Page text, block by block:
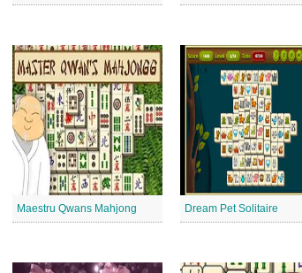
Maestru Qwans Mahjong Dream Pet Solitaire